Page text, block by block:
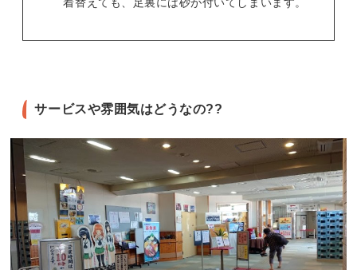
サービスや雰囲気はどうなの??